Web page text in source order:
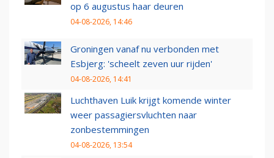
op 6 augustus haar deuren
04-08-2026, 14:46
Groningen vanaf nu verbonden met
Esbjerg: 'scheelt zeven uur rijden'
04-08-2026, 14:41
Luchthaven Luik krijgt komende winter
weer passagiersvluchten naar
zonbestemmingen
04-08-2026, 13:54